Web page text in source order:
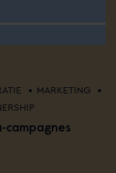
• MARKETING •
campagnes